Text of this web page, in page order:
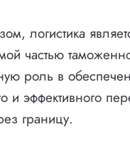
логистика
частью
роль в
и эффективного
границу.